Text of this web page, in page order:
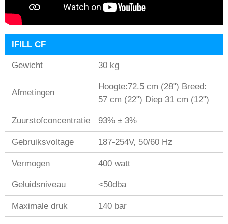
IFILL CF
Gewicht 30 kg
Afmetingen
Hoogte:72.5 cm (28") Breed:
57 cm (22") Diep 31 cm (12")
Zuurstofconcentratie 93% ± 3%
Gebruiksvoltage 187-254V, 50/60 Hz
Vermogen 400 watt
Geluidsniveau <50dba
Maximale druk 140 bar